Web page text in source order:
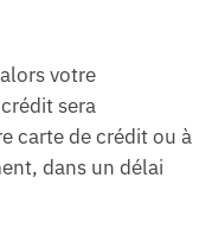
votre
sera
carte de crédit ou à
dans un délai